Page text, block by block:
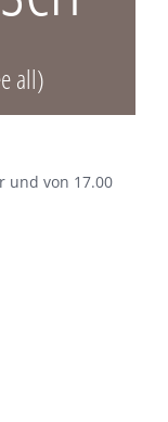
all)
und von 17.00